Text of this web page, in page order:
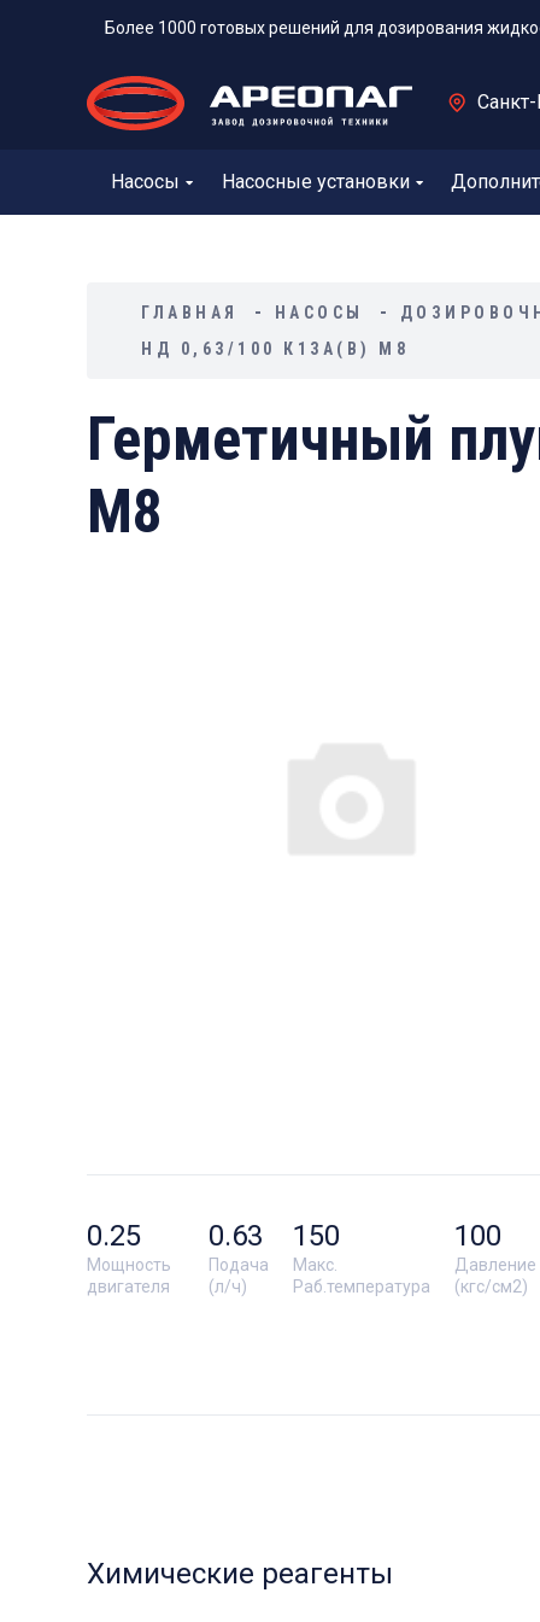
Более 1000 готовых решений для дозирования
Насосы Насосные установки
ГЛАВНАЯ НАСОСЫ
НД 0,63/100 К13А(В) М8
Герметичный
М8
Мощность
двигателя
0.25
Подача
(л/ч)
0.63
Макс.
Раб.температура
150
Давление
(кгс/см2)
100
Химические реагенты